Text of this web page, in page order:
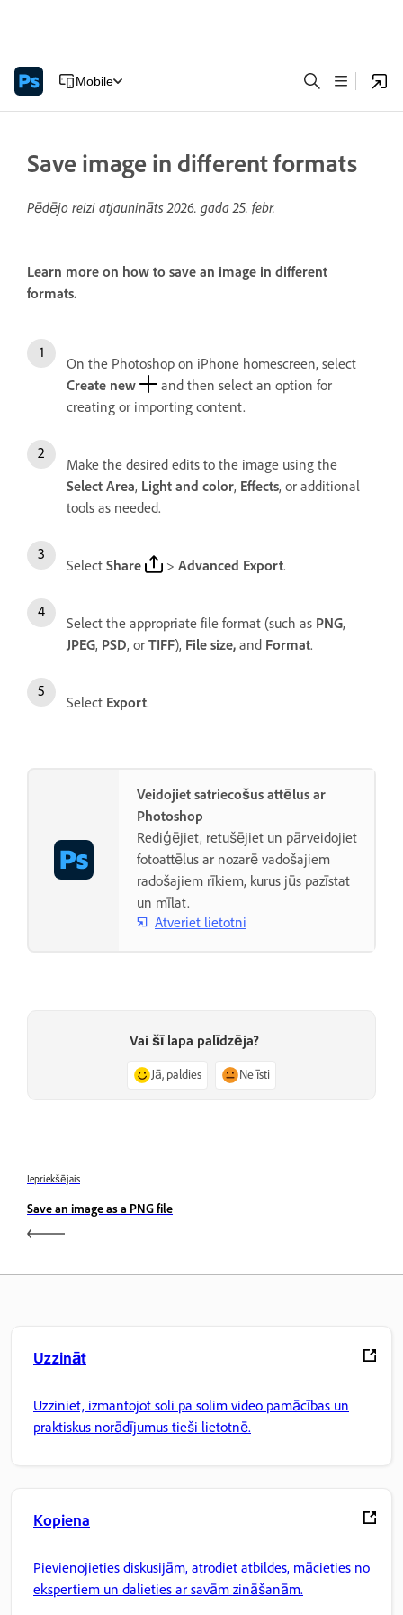
Mobile
Save image in different formats
Pēdējo reizi atjaunināts2026. gada 25. febr.
Learn more on how to save an image in different
formats.
On the Photoshop on iPhone homescreen, select
Create new
and then select an option for
creating or importing content.
Make the desired edits to the image using the
Select Area, Light and color, Effects, or additional
tools as needed.
Select Share > Advanced Export.
Select the appropriate file format (such as PNG,
JPEG, PSD, or TIFF), File size, and Format.
Select Export.
Veidojiet satriecošus attēlus ar
Photoshop
Rediģējiet, retušējiet un pārveidojiet
fotoattēlus ar nozarē vadošajiem
radošajiem rīkiem, kurus jūs pazīstat
un mīlat.
Atveriet lietotni
Vai šī lapa palīdzēja?
Jā, paldies Ne īsti
Iepriekšējais
Save an image as a PNG file
Uzzināt
Uzziniet, izmantojot soli pa solim video pamācības un
praktiskus norādījumus tieši lietotnē.
Kopiena
Pievienojieties diskusijām, atrodiet atbildes, mācieties no
ekspertiem un dalieties ar savām zināšanām.